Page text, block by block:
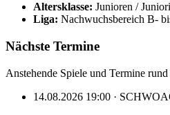
Altersklasse: Junioren /
Liga: Nachwuchsbereich B-
Nächste Termine
Anstehende Spiele und Termine rund
14.08.2026 19:00 ·